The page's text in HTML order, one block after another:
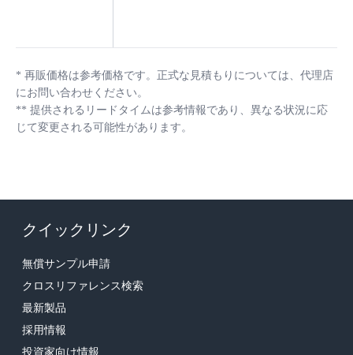
* 再販価格は参考価格です。正式な見積もりについては、代理店
にお問い合わせください。
** 提供されるリードタイムは参考情報であり、異なる状況に応
じて変更される可能性があります。
クイックリンク
無償サンプル申請
クロスリファレンス検索
最新製品
採用情報
投資家向け情報